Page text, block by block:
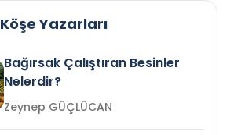
Köşe Yazarları
Bağırsak Çalıştıran Besinler
Nelerdir?
Zeynep GÜÇLÜCAN